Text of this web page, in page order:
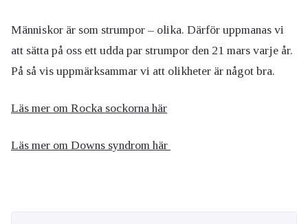
Människor är som strumpor – olika. Därför uppmanas vi
att sätta på oss ett udda par strumpor den 21 mars varje år.
På så vis uppmärksammar vi att olikheter är något bra.
Läs mer om Rocka sockorna här
Läs mer om Downs syndrom här